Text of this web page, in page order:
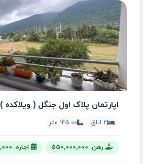
اپارتمان پلاک اول جنگل ( ویلاکده )
2 اتاق 145.00 متر
رهن: 550,000,000 اجاره: 30,000,000